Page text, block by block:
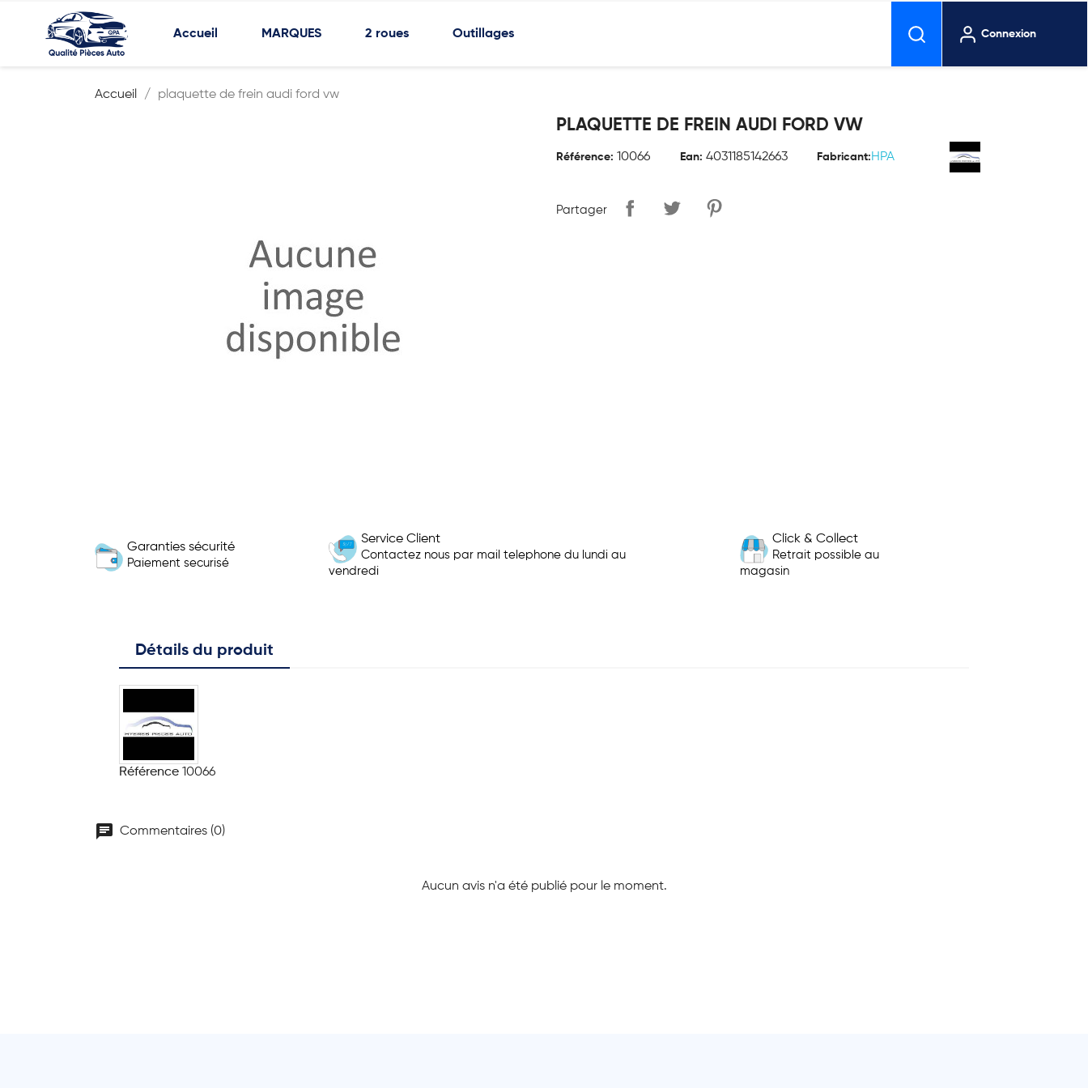
Accueil MARQUES 2 roues Outillages Connexion
Accueil plaquette de frein audi ford vw
PLAQUETTE DE FREIN AUDI FORD VW
Référence: 10066 Ean: 4031185142663 Fabricant: HPA
Partager
Garanties sécurité
Paiement securisé
Service Client
Contactez nous par mail telephone du lundi au
vendredi
Click & Collect
Retrait possible au
magasin
Détails du produit
Référence 10066
chat Commentaires (0)
Aucun avis n'a été publié pour le moment.